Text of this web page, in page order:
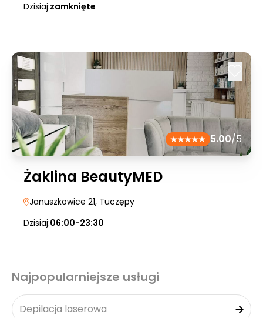
Dzisiaj:zamknięte
5.00/5
Żaklina BeautyMED
Januszkowice 21, Tuczępy
Dzisiaj:06:00-23:30
Najpopularniejsze usługi
Depilacja laserowa